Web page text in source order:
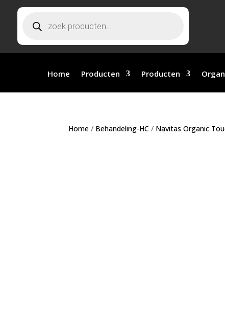
Home Producten Producten
Home / Behandeling-HC / Navitas Organic